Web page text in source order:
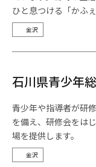
ひと息つける「かふ
金沢
石川県青少年
青少年や指導者が研
を備え、研修会をは
場を提供します。
金沢